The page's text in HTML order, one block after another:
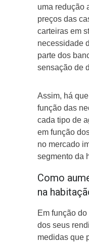
uma redução
preços das
carteiras em
necessidade
parte dos
sensação de
Assim, há
função das
cada tipo de
em função
no mercado
segmento da
Como
na
Em função
dos seus
medidas que